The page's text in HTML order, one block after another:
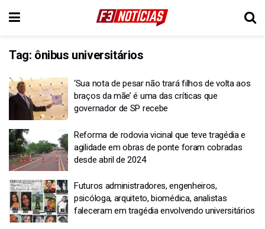
Tag: ônibus universitários
‘Sua nota de pesar não trará filhos de volta aos
braços da mãe’ é uma das críticas que
governador de SP recebe
Reforma de rodovia vicinal que teve tragédia e
agilidade em obras de ponte foram cobradas
desde abril de 2024
Futuros administradores, engenheiros,
psicóloga, arquiteto, biomédica, analistas
faleceram em tragédia envolvendo universitários